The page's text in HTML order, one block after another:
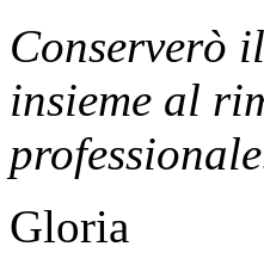
Conserverò
insieme al
Gloria